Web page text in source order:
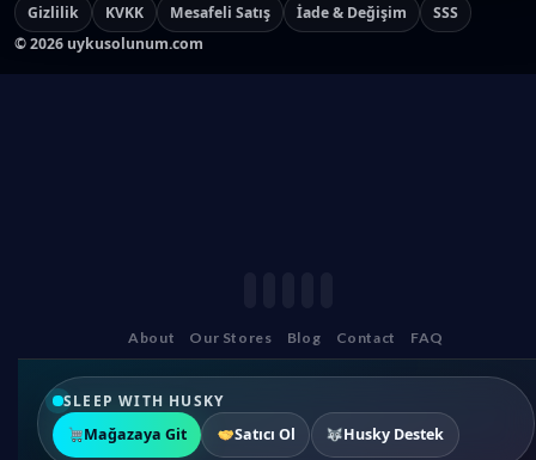
Gizlilik KVKK Mesafeli Satış İade & Değişim
SSS
©2026 uykusolunum.com
About Our Stores Blog Contact FAQ
SLEEP WITH HUSKY
Mağazaya Git
Satıcı Ol Husky Destek